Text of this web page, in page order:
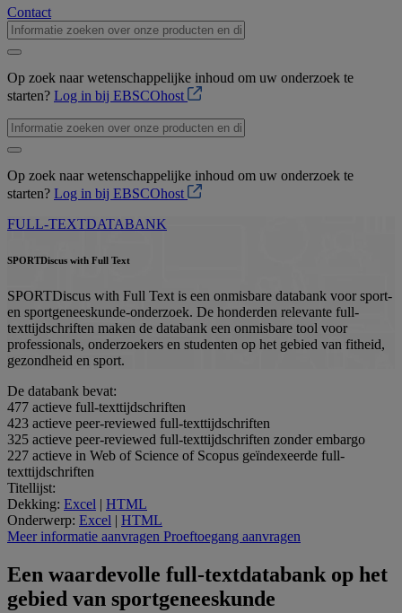
Contact
Op zoek naar wetenschappelijke inhoud om uw onderzoek te
starten? Log in bij EBSCOhost
Op zoek naar wetenschappelijke inhoud om uw onderzoek te
starten? Log in bij EBSCOhost
FULL-TEXTDATABANK
SPORTDiscus with Full Text
SPORTDiscus with Full Text is een onmisbare databank voor sport-
en sportgeneeskunde-onderzoek. De honderden relevante full-
texttijdschriften maken de databank een onmisbare tool voor
professionals, onderzoekers en studenten op het gebied van fitheid,
gezondheid en sport.
De databank bevat:
477 actieve full-texttijdschriften
423 actieve peer-reviewed full-texttijdschriften
325 actieve peer-reviewed full-texttijdschriften zonder embargo
227 actieve in Web of Science of Scopus geïndexeerde full-
texttijdschriften
Titellijst:
Dekking: Excel | HTML
Onderwerp: Excel | HTML
Meer informatie aanvragen Proeftoegang aanvragen
Een waardevolle full-textdatabank op het
gebied van sportgeneeskunde